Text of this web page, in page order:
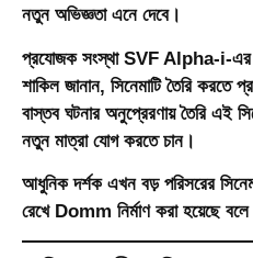
নতুন অভিজ্ঞতা এনে দেবে।
প্রযোজক সংস্থা SVF Alpha-i-এর
শাকিল জানান, সিনেমাটি তৈরি করতে
বাস্তব ঘটনার অনুপ্রেরণায় তৈরি এই
নতুন মাত্রা যোগ করতে চান।
আধুনিক দর্শক এখন বড় পরিসরের
রেখে Domm নির্মাণ করা হয়েছে বলে